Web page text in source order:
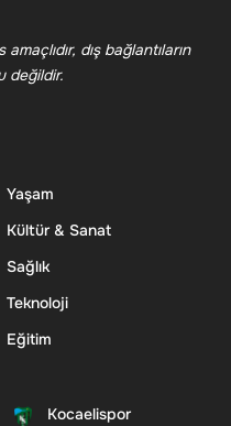
dış bağlantıların
değildir.
Yaşam
Kültür & Sanat
Sağlık
Teknoloji
Eğitim
Kocaelispor